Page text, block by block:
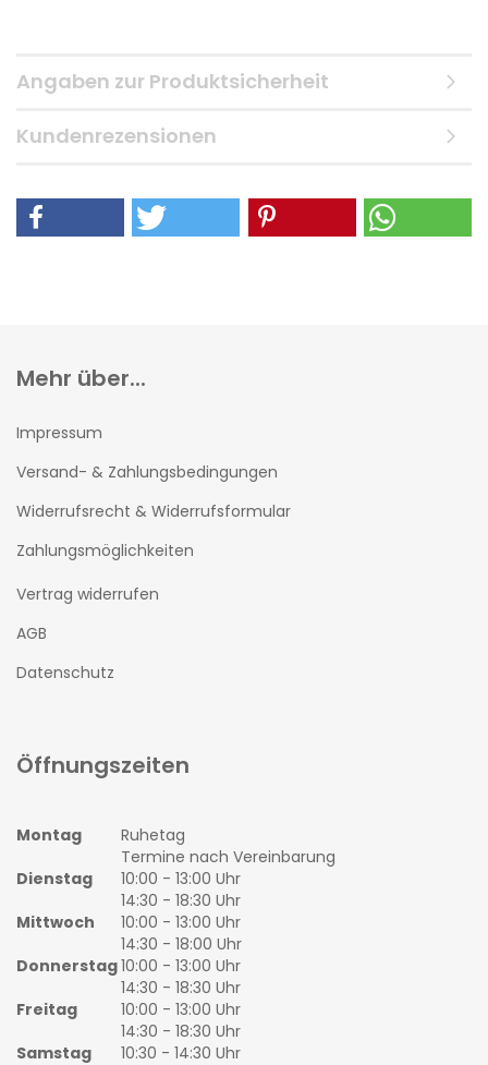
Angaben zur Produktsicherheit
Kundenrezensionen
Mehr über...
Impressum
Versand- & Zahlungsbedingungen
Widerrufsrecht & Widerrufsformular
Zahlungsmöglichkeiten
Vertrag widerrufen
AGB
Datenschutz
Öffnungszeiten
Montag
Ruhetag
Termine nach Vereinbarung
Dienstag
10:00 - 13:00 Uhr
14:30 - 18:30 Uhr
Mittwoch
10:00 - 13:00 Uhr
14:30 - 18:00 Uhr
Donnerstag10:00 - 13:00 Uhr
14:30 - 18:30 Uhr
Freitag
10:00 - 13:00 Uhr
14:30 - 18:30 Uhr
Samstag
10:30 - 14:30 Uhr